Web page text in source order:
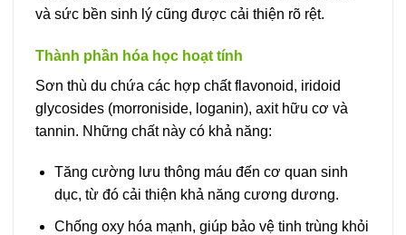
và sức bền sinh lý cũng được cải thiện rõ rệt.
Thành phần hóa học hoạt tính
Sơn thù du chứa các hợp chất flavonoid, iridoid
glycosides (morroniside, loganin), axit hữu cơ và
tannin. Những chất này có khả năng:
Tăng cường lưu thông máu đến cơ quan sinh
dục, từ đó cải thiện khả năng cương dương.
Chống oxy hóa mạnh, giúp bảo vệ tinh trùng khỏi